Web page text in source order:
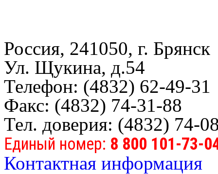
Россия, 241050, г. Брянск
Ул. Щукина, д.54
Телефон: (4832) 62-49-31
Факс: (4832) 74-31-88
Тел. доверия: (4832) 74-
Единый номер: 8 800 101-73-
Контактная информация